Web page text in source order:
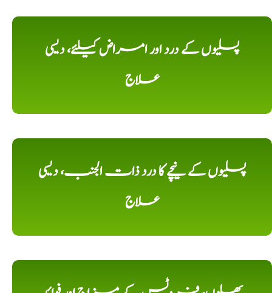
پسلیوں کے درد اور امراض کیلئے، دیسی
علاج
پسلیوں کے نیچے کا درد ذات الجنب، دیسی
علاج